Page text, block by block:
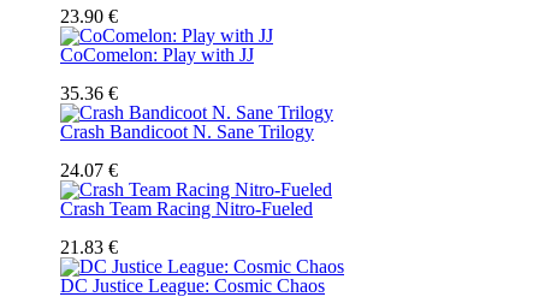
23.90 €
CoComelon: Play with JJ
35.36 €
Crash Bandicoot N. Sane Trilogy
24.07 €
Crash Team Racing Nitro-Fueled
21.83 €
DC Justice League: Cosmic Chaos